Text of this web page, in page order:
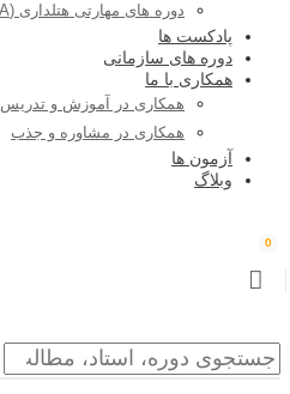
دوره های مهارتی هتلداری (MBA)
پادکست ها
دوره های سازمانی
همکاری با ما
همکاری در آموزش و تدریس
همکاری در مشاوره و جذب
آزمون ها
وبلاگ
0